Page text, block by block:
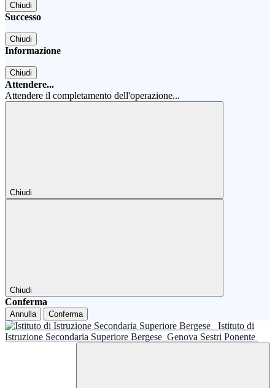
Chiudi
Successo
Chiudi
Informazione
Chiudi
Attendere...
Attendere il completamento dell'operazione...
Chiudi
Chiudi
Conferma
Annulla Conferma
Istituto di
Istruzione Secondaria Superiore Bergese Genova Sestri Ponente